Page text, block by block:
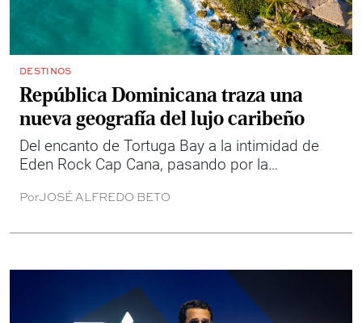
DESTINOS
República Dominicana traza una
nueva geografía del lujo caribeño
Del encanto de Tortuga Bay a la intimidad de
Eden Rock Cap Cana, pasando por la
Dominicana consolida una generación de
naturaleza y momentos frente al mar.
PorJOSÉ ALFREDO BETO